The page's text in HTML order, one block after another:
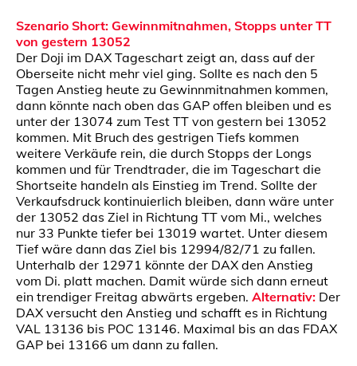
Szenario Short: Gewinnmitnahmen, Stopps unter TT
von gestern 13052
Der Doji im DAX Tageschart zeigt an, dass auf der
Oberseite nicht mehr viel ging. Sollte es nach den 5
Tagen Anstieg heute zu Gewinnmitnahmen kommen,
dann könnte nach oben das GAP offen bleiben und es
unter der 13074 zum Test TT von gestern bei 13052
kommen. Mit Bruch des gestrigen Tiefs kommen
weitere Verkäufe rein, die durch Stopps der Longs
kommen und für Trendtrader, die im Tageschart die
Shortseite handeln als Einstieg im Trend. Sollte der
Verkaufsdruck kontinuierlich bleiben, dann wäre unter
der 13052 das Ziel in Richtung TT vom Mi., welches
nur 33 Punkte tiefer bei 13019 wartet. Unter diesem
Tief wäre dann das Ziel bis 12994/82/71 zu fallen.
Unterhalb der 12971 könnte der DAX den Anstieg
vom Di. platt machen. Damit würde sich dann erneut
ein trendiger Freitag abwärts ergeben. Alternativ: Der
DAX versucht den Anstieg und schafft es in Richtung
VAL 13136 bis POC 13146. Maximal bis an das FDAX
GAP bei 13166 um dann zu fallen.